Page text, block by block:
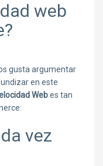
web
gusta argumentar
en este
Webes tan
vez